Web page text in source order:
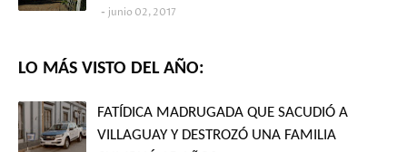
junio 02, 2017
LO MÁS VISTO DEL AÑO:
FATÍDICA MADRUGADA QUE SACUDIÓ A
VILLAGUAY Y DESTROZÓ UNA FAMILIA